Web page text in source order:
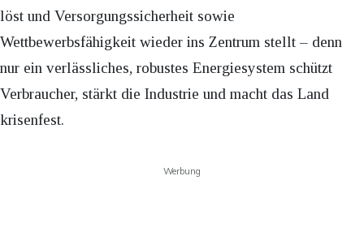
löst und Versorgungssicherheit sowie
Wettbewerbsfähigkeit wieder ins Zentrum stellt – denn
nur ein verlässliches, robustes Energiesystem schützt
Verbraucher, stärkt die Industrie und macht das Land
krisenfest.
Werbung